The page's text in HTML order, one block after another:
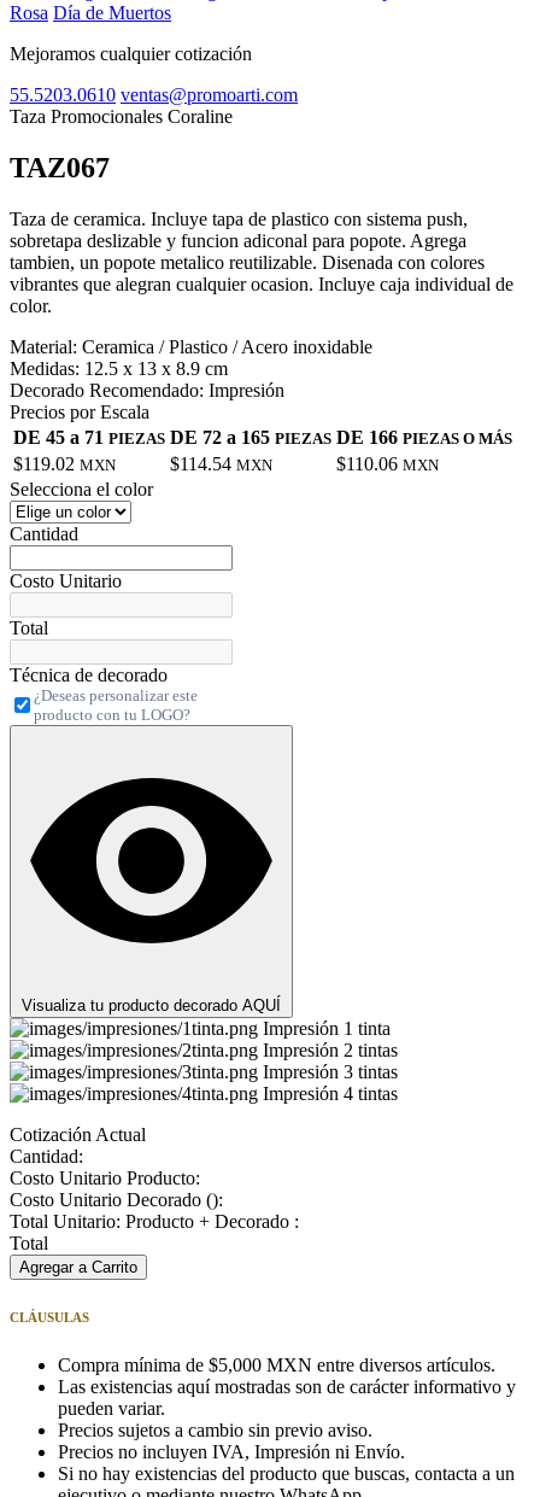
Rosa Día de Muertos
Mejoramos cualquier cotización
55.5203.0610 ventas@promoarti.com
Taza Promocionales Coraline
TAZ067
Taza de ceramica. Incluye tapa de plastico con sistema push,
sobretapa deslizable y funcion adiconal para popote. Agrega
tambien, un popote metalico reutilizable. Disenada con colores
vibrantes que alegran cualquier ocasion. Incluye caja individual de
color.
Material: Ceramica / Plastico / Acero inoxidable
Medidas: 12.5 x 13 x 8.9 cm
Decorado Recomendado: Impresión
Precios por Escala
DE 45 a 71 PIEZAS DE 72 a 165 PIEZAS DE 166 PIEZAS O MÁS
$119.02 MXN $114.54 MXN $110.06 MXN
Selecciona el color
Cantidad
Costo Unitario
Total
Técnica de decorado
¿Deseas personalizar este
producto con tu LOGO?
Visualiza tu producto decorado AQUÍ
Impresión 1 tinta
Impresión 2 tintas
Impresión 3 tintas
Impresión 4 tintas
Cotización Actual
Cantidad:
Costo Unitario Producto:
Costo Unitario Decorado ():
Total Unitario: Producto + Decorado :
Total
Agregar a Carrito
CLÁUSULAS
Compra mínima de $5,000 MXN entre diversos artículos.
Las existencias aquí mostradas son de carácter informativo y
pueden variar.
Precios sujetos a cambio sin previo aviso.
Precios no incluyen IVA, Impresión ni Envío.
Si no hay existencias del producto que buscas, contacta a un